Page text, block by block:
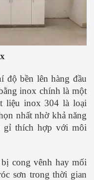
độ bền lên hàng đầu
inox chính là một
liệu inox 304 là loại
nhất nhờ khả năng
gỉ thích hợp với môi
cong vênh hay mối
sơn trong thời gian